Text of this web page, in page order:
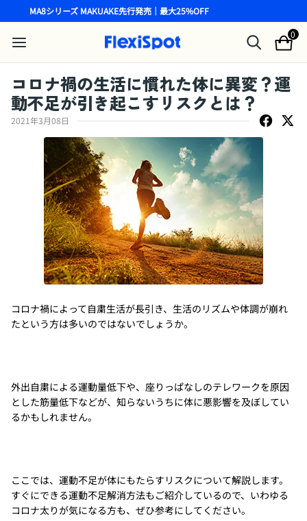
MA8シリーズ MAKUAKE先行発売｜最大25%OFF
0
コロナ禍の生活に慣れた体に異変？運
動不足が引き起こすリスクとは？
2021年3月08日
コロナ禍によって自粛生活が長引き、生活のリズムや体調が崩れ
たという方は多いのではないでしょうか。
外出自粛による運動量低下や、座りっぱなしのテレワークを原因
とした筋量低下などが、知らないうちに体に悪影響を及ぼしてい
るかもしれません。
ここでは、運動不足が体にもたらすリスクについて解説します。
すぐにできる運動不足解消方法もご紹介しているので、いわゆる
コロナ太りが気になる方も、ぜひ参考にしてください。